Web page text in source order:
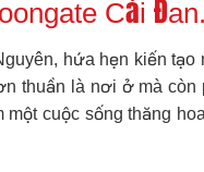
Cải Đan.
hứa hẹn kiến
thuần là nơi ở mà
cuộc sống thăng